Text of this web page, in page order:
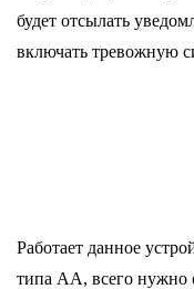
будет отсылать
включать тревожную
Работает данное
типа АА, всего нужно